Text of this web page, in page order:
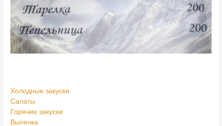
Холодные закуски
Салаты
Горячие закуски
Выпечка